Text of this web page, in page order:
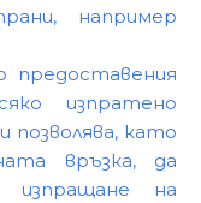
например
предоставения
изпратено
като
връзка, да
на